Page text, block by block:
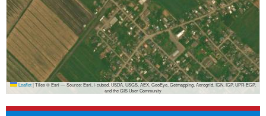
Leaflet|Tiles © Esri — Source: Esri, i-cubed, USDA, USGS, AEX, GeoEye, Getmapping, Aerogrid, IGN, IGP, UPR-EGP,
and the GIS User Community